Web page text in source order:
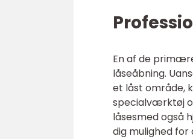
En af de
låseåbning.
et låst område,
specialværktøj
låsesmed også
dig mulighed